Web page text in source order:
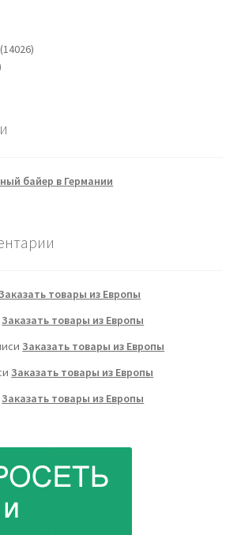
1402614026
байер в Германии
товары из Европы
Заказать товары из Европы
Заказать товары из Европы
Заказать товары из Европы
Заказать товары из Европы